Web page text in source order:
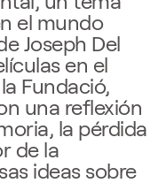
el mundo
Joseph Del
en el
Fundació,
una reflexión
la pérdida
de la
ideas sobre